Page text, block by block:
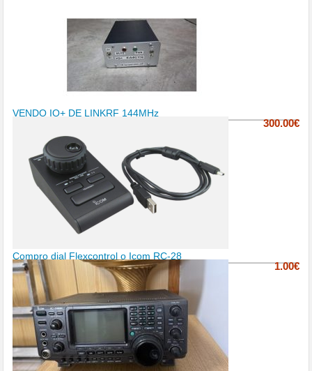
VENDO IQ+ DE LINKRF 144MHz
300.00€
Compro dial Flexcontrol o Icom RC-28
1.00€